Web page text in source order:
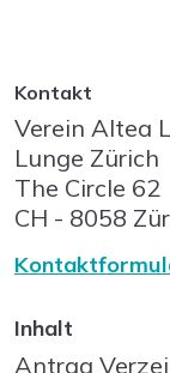
Kontakt
Verein Altea
Lunge Zürich
The Circle 62
CH - 8058
Inhalt
Antrag